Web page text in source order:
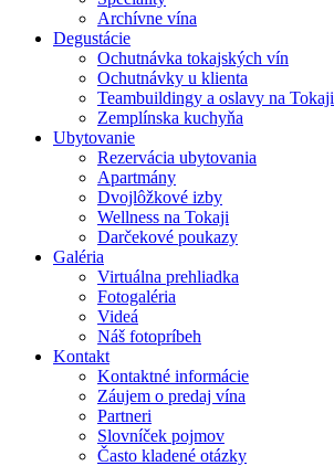
Archívne vína
Degustácie
Ochutnávka tokajských vín
Ochutnávky u klienta
Teambuildingy a oslavy na Tokaji
Zemplínska kuchyňa
Ubytovanie
Rezervácia ubytovania
Apartmány
Dvojlôžkové izby
Wellness na Tokaji
Darčekové poukazy
Galéria
Virtuálna prehliadka
Fotogaléria
Videá
Náš fotopríbeh
Kontakt
Kontaktné informácie
Záujem o predaj vína
Partneri
Slovníček pojmov
Často kladené otázky